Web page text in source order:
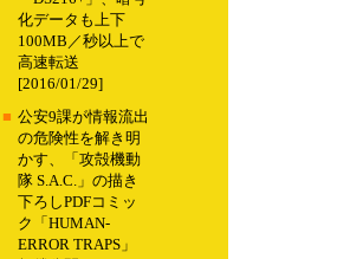
化データも上下
100MB／秒以上で
高速転送
[2016/01/29]
■ 公安9課が情報流出
の危険性を解き明
かす、「攻殻機動
隊 S.A.C.」の描き
下ろしPDFコミッ
ク「HUMAN-
ERROR TRAPS」